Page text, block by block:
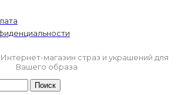
. Интернет-магазин страз и украшений для
Вашего образа
Поиск